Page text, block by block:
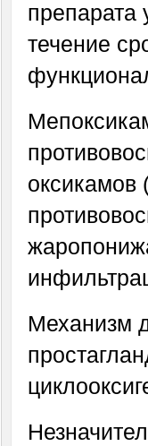
препарата
течение
оксикамов
Механизм